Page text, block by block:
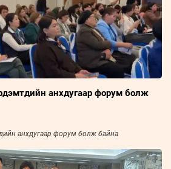
анхдугаар форум болж
анхдугаар форум болж байна